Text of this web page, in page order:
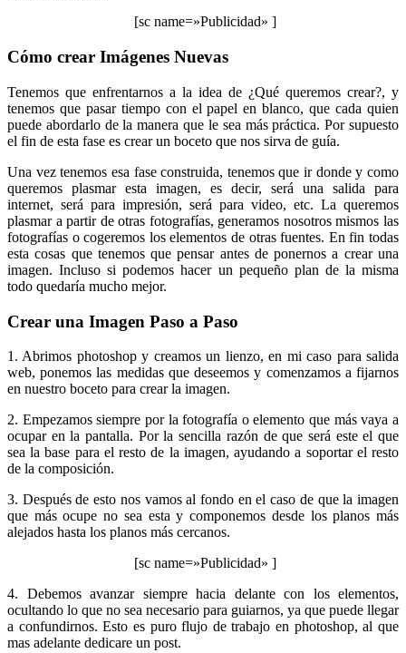
[sc name=»Publicidad» ]
Cómo crear Imágenes Nuevas
Tenemos que enfrentarnos a la idea de ¿Qué queremos crear?, y
tenemos que pasar tiempo con el papel en blanco, que cada quien
puede abordarlo de la manera que le sea más práctica. Por supuesto
el fin de esta fase es crear un boceto que nos sirva de guía.
Una vez tenemos esa fase construida, tenemos que ir donde y como
queremos plasmar esta imagen, es decir, será una salida para
internet, será para impresión, será para video, etc. La queremos
plasmar a partir de otras fotografías, generamos nosotros mismos las
fotografías o cogeremos los elementos de otras fuentes. En fin todas
esta cosas que tenemos que pensar antes de ponernos a crear una
imagen. Incluso si podemos hacer un pequeño plan de la misma
todo quedaría mucho mejor.
Crear una Imagen Paso a Paso
1. Abrimos photoshop y creamos un lienzo, en mi caso para salida
web, ponemos las medidas que deseemos y comenzamos a fijarnos
en nuestro boceto para crear la imagen.
2. Empezamos siempre por la fotografía o elemento que más vaya a
ocupar en la pantalla. Por la sencilla razón de que será este el que
sea la base para el resto de la imagen, ayudando a soportar el resto
de la composición.
3. Después de esto nos vamos al fondo en el caso de que la imagen
que más ocupe no sea esta y componemos desde los planos más
alejados hasta los planos más cercanos.
[sc name=»Publicidad» ]
4. Debemos avanzar siempre hacia delante con los elementos,
ocultando lo que no sea necesario para guiarnos, ya que puede llegar
a confundirnos. Esto es puro flujo de trabajo en photoshop, al que
mas adelante dedicare un post.